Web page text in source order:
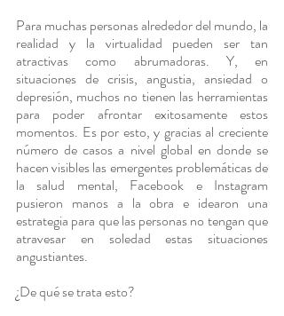
Para muchas personas alrededor del mundo, la
realidad y la virtualidad pueden ser tan
atractivas como abrumadoras. Y, en
situaciones de crisis, angustia, ansiedad o
depresión, muchos no tienen las herramientas
para poder afrontar exitosamente estos
momentos. Es por esto, y gracias al creciente
número de casos a nivel global en donde se
hacen visibles las emergentes problemáticas de
la salud mental, Facebook e Instagram
pusieron manos a la obra e idearon una
estrategia para que las personas no tengan que
atravesar en soledad estas situaciones
angustiantes.
¿De qué se trata esto?